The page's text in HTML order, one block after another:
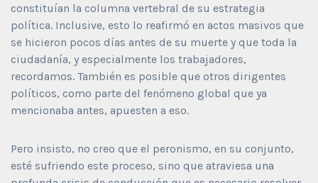
constituían la columna vertebral de su estrategia
política. Inclusive, esto lo reafirmó en actos masivos que
se hicieron pocos días antes de su muerte y que toda la
ciudadanía, y especialmente los trabajadores,
recordamos. También es posible que otros dirigentes
políticos, como parte del fenómeno global que ya
mencionaba antes, apuesten a eso.
Pero insisto, no creo que el peronismo, en su conjunto,
esté sufriendo este proceso, sino que atraviesa una